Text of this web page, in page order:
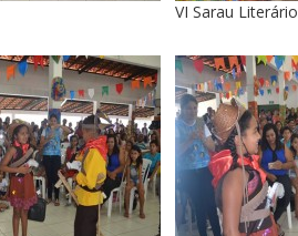
VI Sarau Literário